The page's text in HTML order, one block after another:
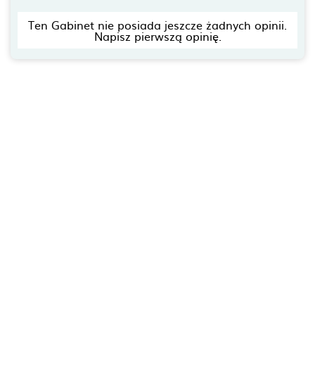
Ten Gabinet nie posiada jeszcze żadnych opinii.
Napisz pierwszą opinię.